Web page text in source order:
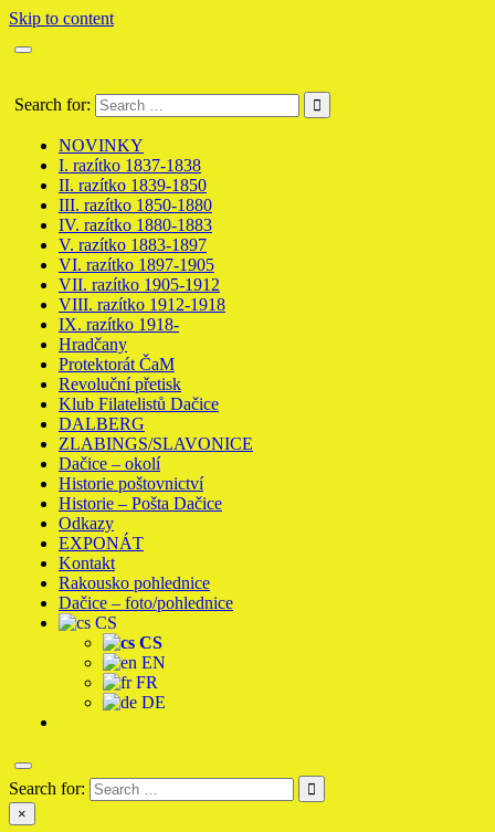
Skip to content
Search for:
NOVINKY
I. razítko 1837-1838
II. razítko 1839-1850
III. razítko 1850-1880
IV. razítko 1880-1883
V. razítko 1883-1897
VI. razítko 1897-1905
VII. razítko 1905-1912
VIII. razítko 1912-1918
IX. razítko 1918-
Hradčany
Protektorát ČaM
Revoluční přetisk
Klub Filatelistů Dačice
DALBERG
ZLABINGS/SLAVONICE
Dačice – okolí
Historie poštovnictví
Historie – Pošta Dačice
Odkazy
EXPONÁT
Kontakt
Rakousko pohlednice
Dačice – foto/pohlednice
CS
CS
EN
FR
DE
Search for:
×